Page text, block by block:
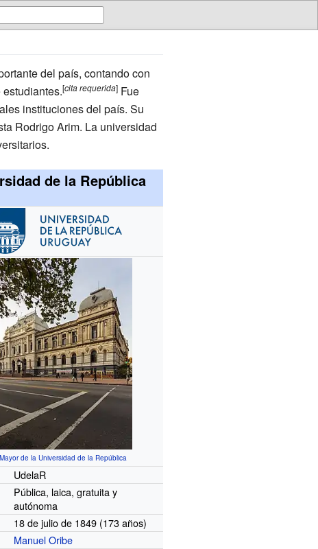
del país, contando con
[cita requerida]Fue
instituciones del país. Su
Rodrigo Arim. La universidad
de la República
de la Universidad de la República
UdelaR
Pública, laica, gratuita y
autónoma
18 de julio de 1849 (173 años)
Manuel Oribe